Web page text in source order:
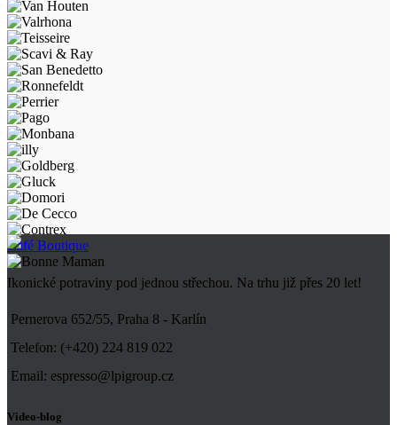
Café Boutique
Ikonické potraviny pod jednou střechou. Na trhu již přes 20 let!
Pernerova 652/55, Praha 8 - Karlín
Telefon: (+420) 224 819 022
Email: espresso@lpigroup.cz
Video-blog